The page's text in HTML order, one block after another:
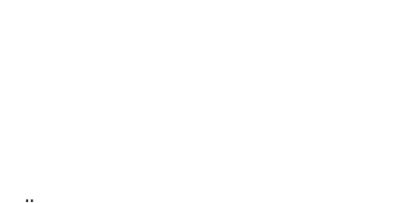
Sozioökonomische Unterschiede prägen die